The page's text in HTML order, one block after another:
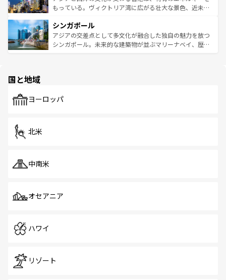
が旅行者を迎えてくれるので、きっと忘れられない旅にな
参照してほしい。
いビーチでリゾート気分を楽しむことができる。タイ料理
激する。気候は一年中温暖で、どの季節にも異なる楽しみ
が待っている。親しみやすいタイの人々、仏教を中心とし
た文化、そして多様な観光資源が、訪れる旅人を魅了し続
もっている。ヴィクトリア湾に広がる壮大な景色、近未来
み、どこを訪れても感動するはず。観光スポットが密集し
ており、効率よく見どころを回れるのも魅力。息をのむよ
うな絶景から文化的な体験まで、香港を存分に楽しみ尽く
シンガポール
アジアの交差点として多文化が融合した独自の魅力を放つ
シンガポール。未来的な建築物が並ぶマリーナベイ、歴史
で、ホーカーズは地元の風情を楽しめる外せないスポット
国と地域
ヨーロッパ
北米
中南米
オセアニア
ハワイ
リゾート